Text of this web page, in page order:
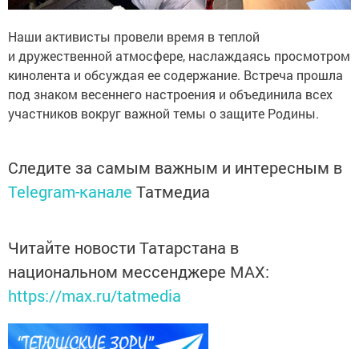
Наши активисты провели время в теплой
и дружественной атмосфере, наслаждаясь просмотром
кинолента и обсуждая ее содержание. Встреча прошла
под знаком весеннего настроения и объединила всех
участников вокруг важной темы о защите Родины.
Следите за самым важным и интересным в
Telegram-канале Татмедиа
Читайте новости Татарстана в
национальном мессенджере MАХ:
https://max.ru/tatmedia